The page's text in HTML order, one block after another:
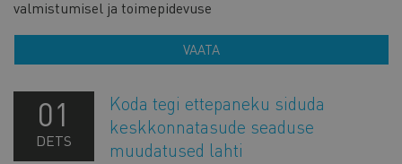
valmistumisel ja toimepidevuse
VAATA
01
DETS
Koda tegi ettepaneku siduda
keskkonnatasude seaduse
muudatused lahti